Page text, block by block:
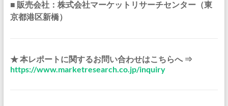
■ 販売会社：株式会社マーケットリサーチセンター（東
京都港区新橋）
★ 本レポートに関するお問い合わせはこちらへ ⇒
https://www.marketresearch.co.jp/inquiry